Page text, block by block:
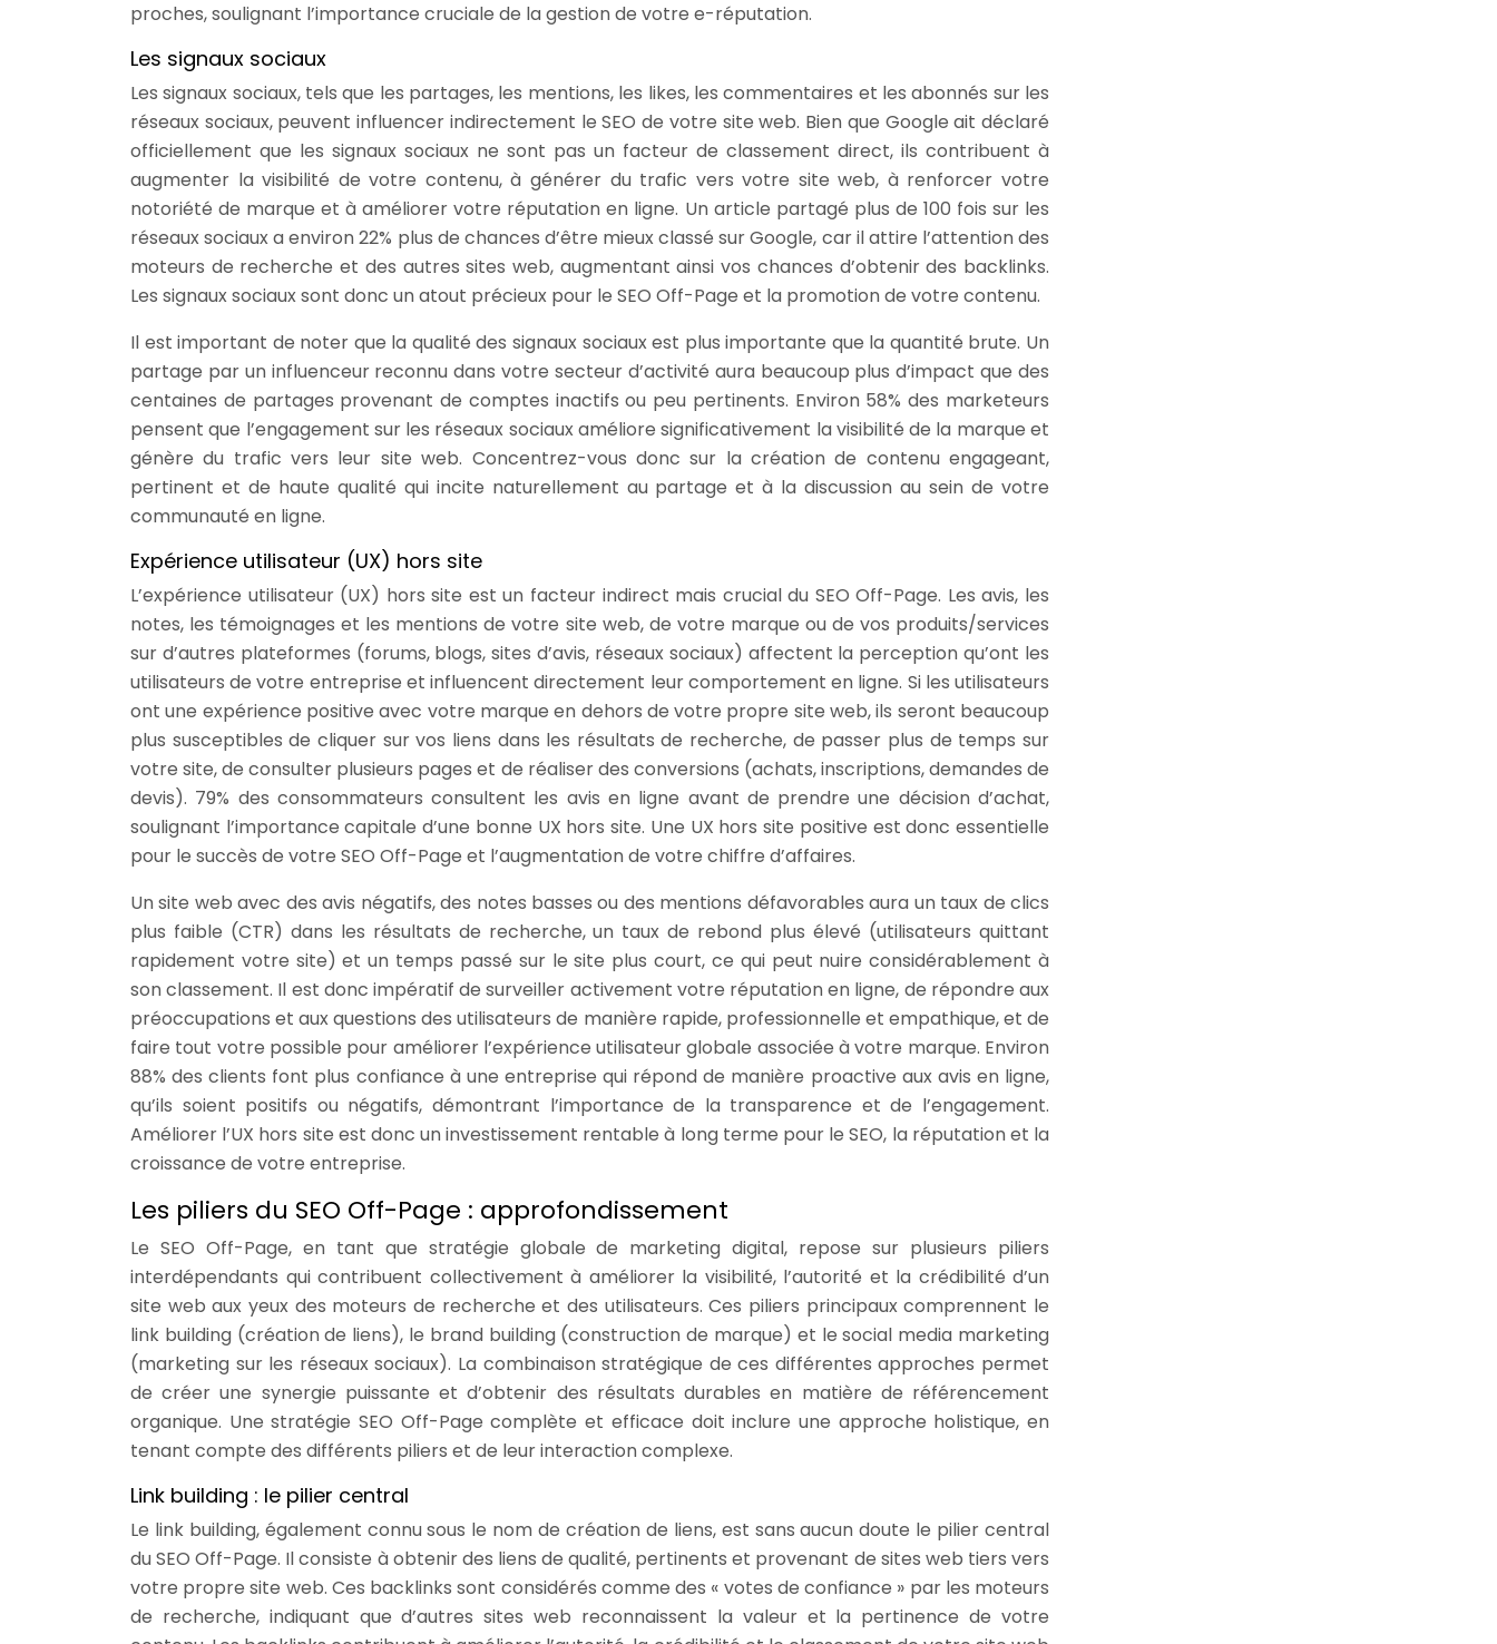
proches, soulignant l’importance cruciale de la gestion de votre e-réputation.
Les signaux sociaux
Les signaux sociaux, tels que les partages, les mentions, les likes, les commentaires et les abonnés sur les
réseaux sociaux, peuvent influencer indirectement le SEO de votre site web. Bien que Google ait déclaré
officiellement que les signaux sociaux ne sont pas un facteur de classement direct, ils contribuent à
augmenter la visibilité de votre contenu, à générer du trafic vers votre site web, à renforcer votre
notoriété de marque et à améliorer votre réputation en ligne. Un article partagé plus de 100 fois sur les
réseaux sociaux a environ 22% plus de chances d’être mieux classé sur Google, car il attire l’attention des
moteurs de recherche et des autres sites web, augmentant ainsi vos chances d’obtenir des backlinks.
Les signaux sociaux sont donc un atout précieux pour le SEO Off-Page et la promotion de votre contenu.
Il est important de noter que la qualité des signaux sociaux est plus importante que la quantité brute. Un
partage par un influenceur reconnu dans votre secteur d’activité aura beaucoup plus d’impact que des
centaines de partages provenant de comptes inactifs ou peu pertinents. Environ 58% des marketeurs
pensent que l’engagement sur les réseaux sociaux améliore significativement la visibilité de la marque et
génère du trafic vers leur site web. Concentrez-vous donc sur la création de contenu engageant,
pertinent et de haute qualité qui incite naturellement au partage et à la discussion au sein de votre
communauté en ligne.
Expérience utilisateur (UX) hors site
L’expérience utilisateur (UX) hors site est un facteur indirect mais crucial du SEO Off-Page. Les avis, les
notes, les témoignages et les mentions de votre site web, de votre marque ou de vos produits/services
sur d’autres plateformes (forums, blogs, sites d’avis, réseaux sociaux) affectent la perception qu’ont les
utilisateurs de votre entreprise et influencent directement leur comportement en ligne. Si les utilisateurs
ont une expérience positive avec votre marque en dehors de votre propre site web, ils seront beaucoup
plus susceptibles de cliquer sur vos liens dans les résultats de recherche, de passer plus de temps sur
votre site, de consulter plusieurs pages et de réaliser des conversions (achats, inscriptions, demandes de
devis). 79% des consommateurs consultent les avis en ligne avant de prendre une décision d’achat,
soulignant l’importance capitale d’une bonne UX hors site. Une UX hors site positive est donc essentielle
pour le succès de votre SEO Off-Page et l’augmentation de votre chiffre d’affaires.
Un site web avec des avis négatifs, des notes basses ou des mentions défavorables aura un taux de clics
plus faible (CTR) dans les résultats de recherche, un taux de rebond plus élevé (utilisateurs quittant
rapidement votre site) et un temps passé sur le site plus court, ce qui peut nuire considérablement à
son classement. Il est donc impératif de surveiller activement votre réputation en ligne, de répondre aux
préoccupations et aux questions des utilisateurs de manière rapide, professionnelle et empathique, et de
faire tout votre possible pour améliorer l’expérience utilisateur globale associée à votre marque. Environ
88% des clients font plus confiance à une entreprise qui répond de manière proactive aux avis en ligne,
qu’ils soient positifs ou négatifs, démontrant l’importance de la transparence et de l’engagement.
Améliorer l’UX hors site est donc un investissement rentable à long terme pour le SEO, la réputation et la
croissance de votre entreprise.
Les piliers du SEO Off-Page : approfondissement
Le SEO Off-Page, en tant que stratégie globale de marketing digital, repose sur plusieurs piliers
interdépendants qui contribuent collectivement à améliorer la visibilité, l’autorité et la crédibilité d’un
site web aux yeux des moteurs de recherche et des utilisateurs. Ces piliers principaux comprennent le
link building (création de liens), le brand building (construction de marque) et le social media marketing
(marketing sur les réseaux sociaux). La combinaison stratégique de ces différentes approches permet
de créer une synergie puissante et d’obtenir des résultats durables en matière de référencement
organique. Une stratégie SEO Off-Page complète et efficace doit inclure une approche holistique, en
tenant compte des différents piliers et de leur interaction complexe.
Link building : le pilier central
Le link building, également connu sous le nom de création de liens, est sans aucun doute le pilier central
du SEO Off-Page. Il consiste à obtenir des liens de qualité, pertinents et provenant de sites web tiers vers
votre propre site web. Ces backlinks sont considérés comme des « votes de confiance » par les moteurs
de recherche, indiquant que d’autres sites web reconnaissent la valeur et la pertinence de votre